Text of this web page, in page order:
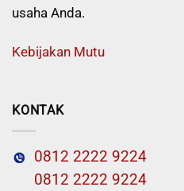
usaha Anda.
Kebijakan Mutu
KONTAK
0812 2222 9224
0812 2222 9224